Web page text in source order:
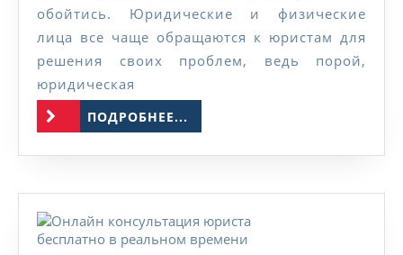
обойтись. Юридические и физические
лица все чаще обращаются к юристам для
решения своих проблем, ведь порой,
юридическая
ПОДРОБНЕЕ...